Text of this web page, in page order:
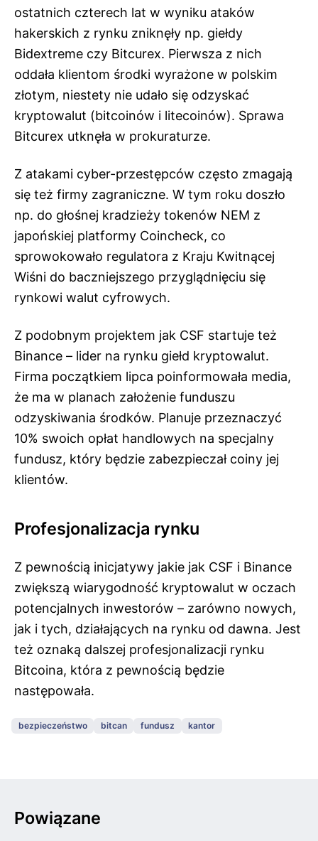
ostatnich czterech lat w wyniku ataków
hakerskich z rynku zniknęły np. giełdy
Bidextreme czy Bitcurex. Pierwsza z nich
oddała klientom środki wyrażone w polskim
złotym, niestety nie udało się odzyskać
kryptowalut (bitcoinów i litecoinów). Sprawa
Bitcurex utknęła w prokuraturze.
Z atakami cyber-przestępców często zmagają
się też firmy zagraniczne. W tym roku doszło
np. do głośnej kradzieży tokenów NEM z
japońskiej platformy Coincheck, co
sprowokowało regulatora z Kraju Kwitnącej
Wiśni do baczniejszego przyglądnięciu się
rynkowi walut cyfrowych.
Z podobnym projektem jak CSF startuje też
Binance – lider na rynku giełd kryptowalut.
Firma początkiem lipca poinformowała media,
że ma w planach założenie funduszu
odzyskiwania środków. Planuje przeznaczyć
10% swoich opłat handlowych na specjalny
fundusz, który będzie zabezpieczał coiny jej
klientów.
Profesjonalizacja rynku
Z pewnością inicjatywy jakie jak CSF i Binance
zwiększą wiarygodność kryptowalut w oczach
potencjalnych inwestorów – zarówno nowych,
jak i tych, działających na rynku od dawna. Jest
też oznaką dalszej profesjonalizacji rynku
Bitcoina, która z pewnością będzie
następowała.
bezpieczeństwo bitcan fundusz kantor
Powiązane